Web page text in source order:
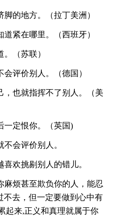
的地方。（拉丁美洲）
紧在哪里。（西班牙）
（苏联）
评价别人。（德国）
，也就指挥不了别人。（美
一定恨你。（英国)
会评价别人。
欢挑剔别人的错儿。
麻烦甚至欺负你的人，能忍
不去，但一定要做到心中有
起来,正义和真理就属于你